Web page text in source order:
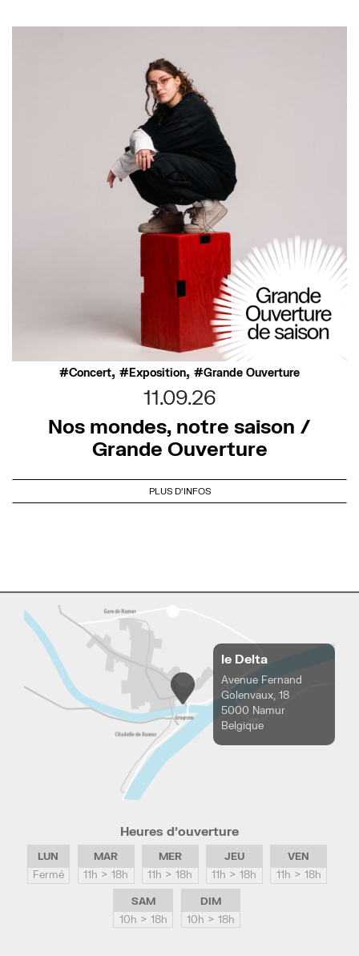
Concert, Exposition, Grande Ouverture
11.09.26
Nos mondes, notre saison /
Grande Ouverture
PLUS D'INFOS
le Delta
Avenue Fernand
Golenvaux, 18
5000 Namur
Belgique
Heures d’ouverture
LUN
Fermé
MAR
11h > 18h
MER
11h > 18h
JEU
11h > 18h
VEN
11h > 18h
SAM
10h > 18h
DIM
10h > 18h